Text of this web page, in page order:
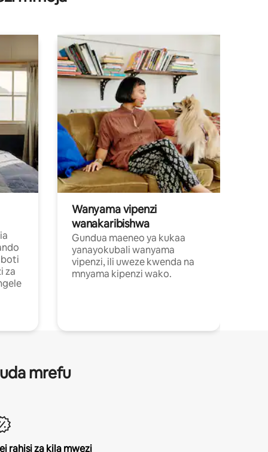
boti
za
Wanyama vipenzi
wanakaribishwa
Gundua maeneo ya kukaa
yanayokubali wanyama
vipenzi, ili uweze kwenda na
mnyama kipenzi wako.
mrefu
rahisi za kila mwezi